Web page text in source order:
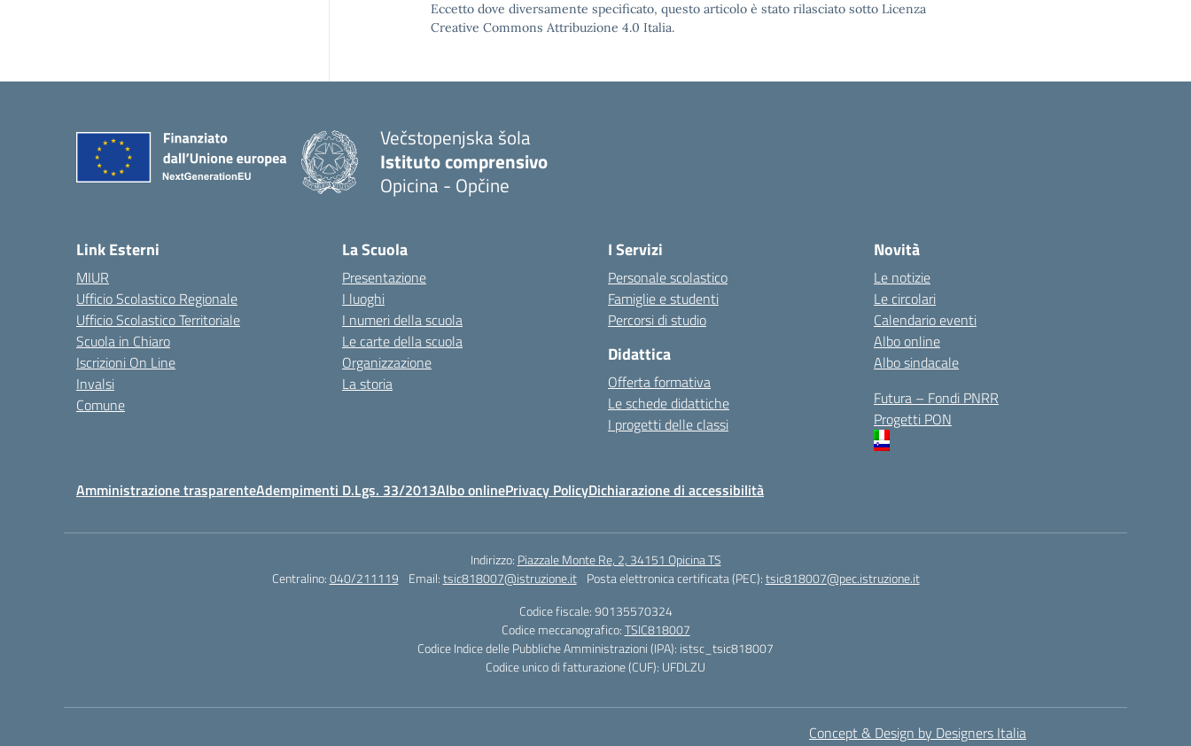
Eccetto dove diversamente specificato, questo articolo è stato rilasciato sotto Licenza
Creative Commons Attribuzione 4.0 Italia.
Večstopenjska šola
Istituto comprensivo
Opicina - Opčine
Link Esterni
MIUR
Ufficio Scolastico Regionale
Ufficio Scolastico Territoriale
Scuola in Chiaro
Iscrizioni On Line
Invalsi
Comune
La Scuola
Presentazione
I luoghi
I numeri della scuola
Le carte della scuola
Organizzazione
La storia
I Servizi
Personale scolastico
Famiglie e studenti
Percorsi di studio
Didattica
Offerta formativa
Le schede didattiche
I progetti delle classi
Novità
Le notizie
Le circolari
Calendario eventi
Albo online
Albo sindacale
Futura – Fondi PNRR
Progetti PON
Amministrazione trasparenteAdempimenti D.Lgs. 33/2013Albo onlinePrivacy PolicyDichiarazione di accessibilità
Indirizzo: Piazzale Monte Re, 2, 34151 Opicina TS
Centralino:040/211119 Email:tsic818007@istruzione.it Posta elettronica certificata (PEC):tsic818007@pec.istruzione.it
Codice fiscale: 90135570324
Codice meccanografico:TSIC818007
Codice Indice delle Pubbliche Amministrazioni (IPA): istsc_tsic818007
Codice unico di fatturazione (CUF): UFDLZU
Concept & Design by Designers Italia